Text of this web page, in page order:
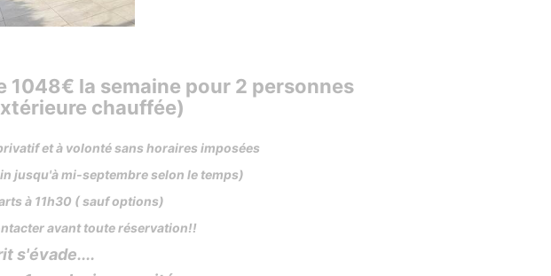
1048€ la semaine pour 2 personnes
chauffée)
et à volonté sans horaires imposées
jusqu'à mi-septembre selon le temps)
à 11h30 ( sauf options)
avant toute réservation!!
s'évade....